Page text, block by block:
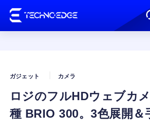
AI
ロジのフルHDウェブカ
種 BRIO 300。3色展開＆
ガジェット カメラ